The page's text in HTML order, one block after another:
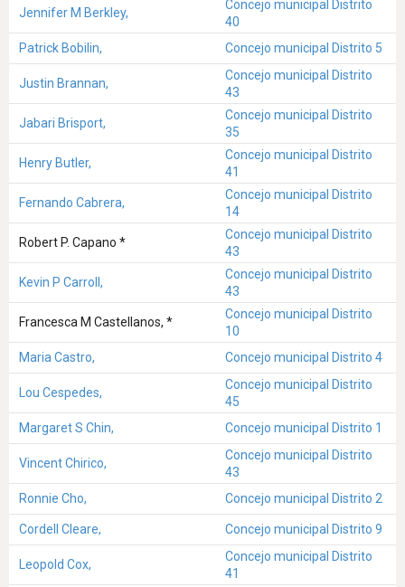
Jennifer M Berkley,
Concejo municipal Distrito
40
Patrick Bobilin,
Concejo municipal Distrito 5
Justin Brannan,
Concejo municipal Distrito
43
Jabari Brisport,
Concejo municipal Distrito
35
Henry Butler,
Concejo municipal Distrito
41
Fernando Cabrera,
Concejo municipal Distrito
14
Robert P. Capano *
Concejo municipal Distrito
43
Kevin P Carroll,
Concejo municipal Distrito
43
Francesca M Castellanos, *
Concejo municipal Distrito
10
Maria Castro,
Concejo municipal Distrito 4
Lou Cespedes,
Concejo municipal Distrito
45
Margaret S Chin,
Concejo municipal Distrito 1
Vincent Chirico,
Concejo municipal Distrito
43
Ronnie Cho,
Concejo municipal Distrito 2
Cordell Cleare, Concejo municipal Distrito 9
Leopold Cox,
Concejo municipal Distrito
41